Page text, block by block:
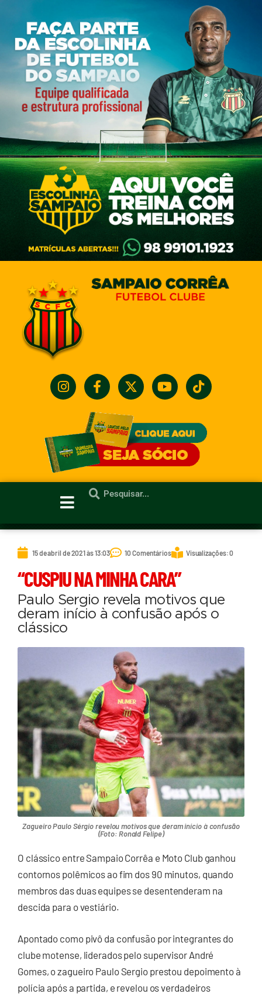
15 de abril de 2021 às 13:03 10 Comentários Visualizações: 0
“CUSPIU NA MINHA CARA”
Paulo Sergio revela motivos que
deram início à confusão após o
clássico
Zagueiro Paulo Sérgio revelou motivos que deram início à confusão
(Foto: Ronald Felipe)
O clássico entre Sampaio Corrêa e Moto Club ganhou
contornos polêmicos ao fim dos 90 minutos, quando
membros das duas equipes se desentenderam na
descida para o vestiário.
Apontado como pivô da confusão por integrantes do
clube motense, liderados pelo supervisor André
Gomes, o zagueiro Paulo Sergio prestou depoimento à
polícia após a partida, e revelou os verdadeiros